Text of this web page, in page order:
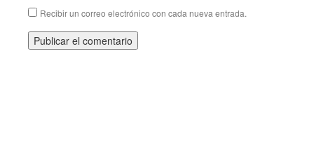
Recibir un correo electrónico con cada nueva entrada.